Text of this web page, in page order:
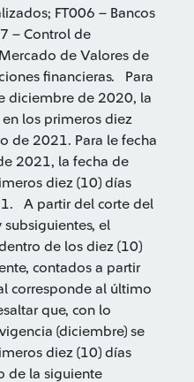
FT006 – Bancos
– Control de
de Valores de
financieras. Para
diciembre de 2020, la
los primeros diez
de 2021. Para le fecha
2021, la fecha de
diez (10) días
A partir del corte del
el
de los diez (10)
contados a partir
corresponde al último
que, con lo
(diciembre) se
diez (10) días
de la siguiente